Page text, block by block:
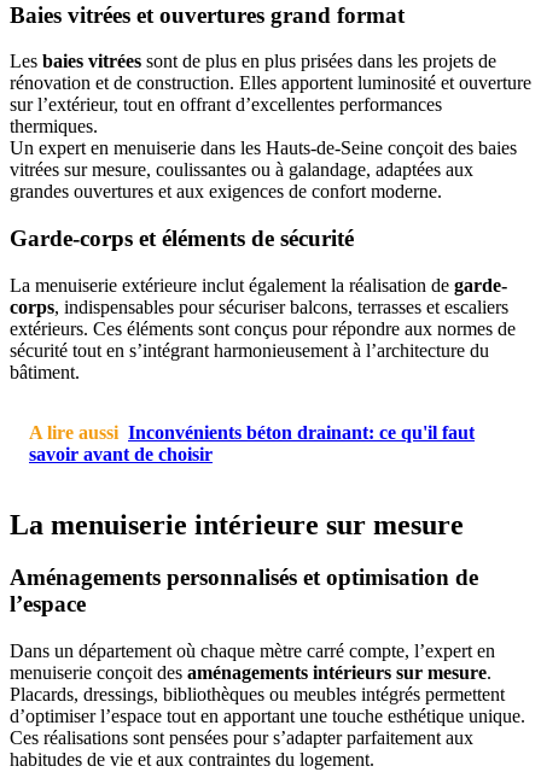
Baies vitrées et ouvertures grand format
Les baies vitrées sont de plus en plus prisées dans les projets de
rénovation et de construction. Elles apportent luminosité et ouverture
sur l’extérieur, tout en offrant d’excellentes performances
thermiques.
Un expert en menuiserie dans les Hauts-de-Seine conçoit des baies
vitrées sur mesure, coulissantes ou à galandage, adaptées aux
grandes ouvertures et aux exigences de confort moderne.
Garde-corps et éléments de sécurité
La menuiserie extérieure inclut également la réalisation de garde-
corps, indispensables pour sécuriser balcons, terrasses et escaliers
extérieurs. Ces éléments sont conçus pour répondre aux normes de
sécurité tout en s’intégrant harmonieusement à l’architecture du
bâtiment.
A lire aussi Inconvénients béton drainant: ce qu'il faut
savoir avant de choisir
La menuiserie intérieure sur mesure
Aménagements personnalisés et optimisation de
l’espace
Dans un département où chaque mètre carré compte, l’expert en
menuiserie conçoit des aménagements intérieurs sur mesure.
Placards, dressings, bibliothèques ou meubles intégrés permettent
d’optimiser l’espace tout en apportant une touche esthétique unique.
Ces réalisations sont pensées pour s’adapter parfaitement aux
habitudes de vie et aux contraintes du logement.